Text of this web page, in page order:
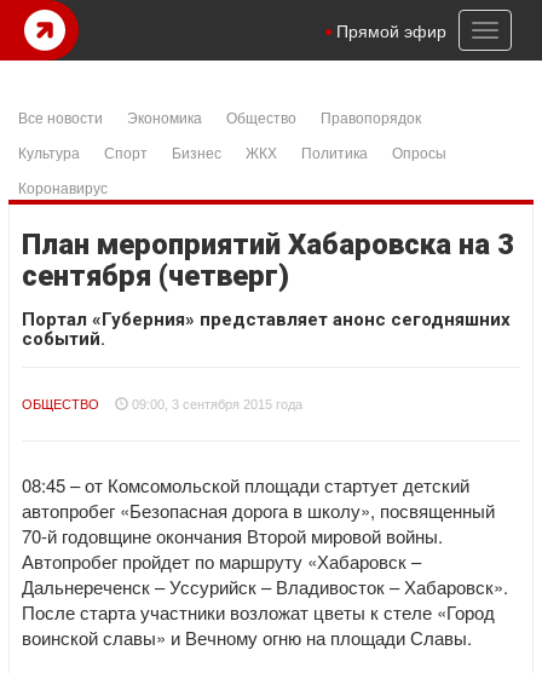
Toggle
Прямой эфир
Все новости Экономика Общество
Правопорядок
Культура
Спорт Бизнес ЖКХ Политика
Опросы
Коронавирус
План мероприятий Хабаровска на 3
сентября (четверг)
Портал «Губерния» представляет анонс сегодняшних
событий.
ОБЩЕСТВО 09:00, 3 сентября 2015 года
08:45 – от Комсомольской площади стартует детский
автопробег «Безопасная дорога в школу», посвященный
70-й годовщине окончания Второй мировой войны.
Автопробег пройдет по маршруту «Хабаровск –
Дальнереченск – Уссурийск – Владивосток – Хабаровск».
После старта участники возложат цветы к стеле «Город
воинской славы» и Вечному огню на площади Славы.